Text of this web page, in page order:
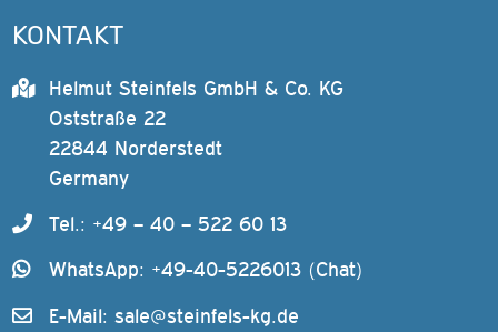
KONTAKT
Helmut Steinfels GmbH & Co. KG
Oststraße 22
22844 Norderstedt
Germany
Tel.: +49 – 40 – 522 60 13
WhatsApp: +49-40-5226013 (Chat)
E-Mail: sale@steinfels-kg.de